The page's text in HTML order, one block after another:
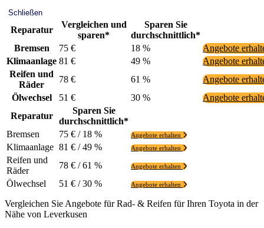
Schließen
Reparatur
Vergleichen und
sparen*
Sparen Sie
durchschnittlich*
Bremsen
75 € 18 %
Angebote
Klimaanlage 81 € 49 %
Angebote
Reifen und
Räder
78 € 61 %
Angebote
Ölwechsel
51 € 30 %
Angebote
Reparatur
Sparen Sie
durchschnittlich*
Bremsen
75 € / 18 % Angebote erhalten
Klimaanlage 81 € / 49 % Angebote erhalten
Reifen und
Räder
78 € / 61 % Angebote erhalten
Ölwechsel 51 € / 30 % Angebote erhalten
Vergleichen Sie Angebote für Rad- & Reifen für Ihren Toyota in der
Nähe von Leverkusen